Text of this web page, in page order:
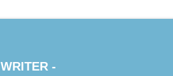
WRITER -